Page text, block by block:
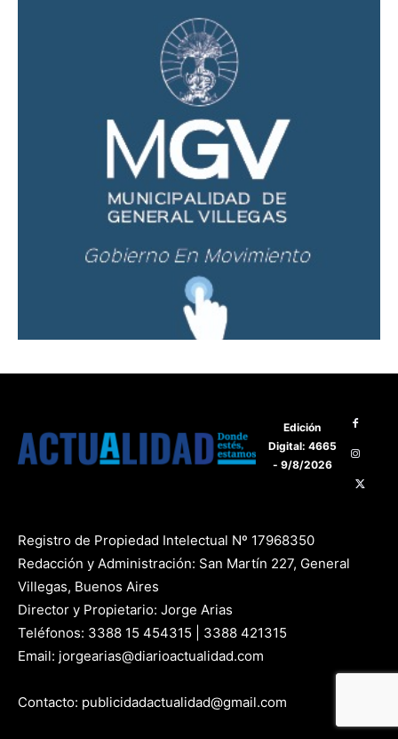
Edición
Digital: 4665
- 9/8/2026
Registro de Propiedad Intelectual Nº 17968350
Redacción y Administración: San Martín 227, General
Villegas, Buenos Aires
Director y Propietario: Jorge Arias
Teléfonos: 3388 15 454315 | 3388 421315
Email: jorgearias@diarioactualidad.com
Contacto: publicidadactualidad@gmail.com